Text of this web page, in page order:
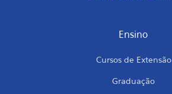
Ensino
Cursos de Extensão
Graduação